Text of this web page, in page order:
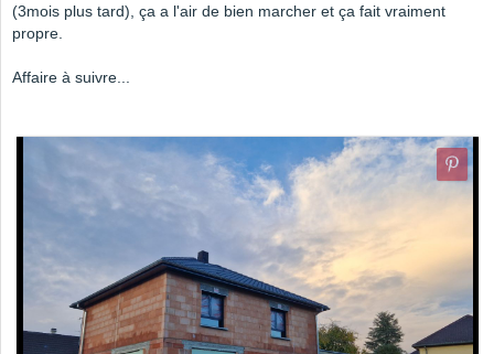
(3mois plus tard), ça a l'air de bien marcher et ça fait vraiment
propre.
Affaire à suivre...